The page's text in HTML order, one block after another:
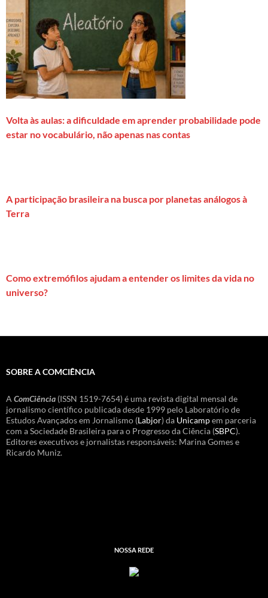
Volta às aulas: a dificuldade em aprender probabilidade pode
estar no vocabulário, não apenas nas contas
A participação brasileira na busca por planetas análogos à
Terra
Como extremófilos ajudam a entender os limites da vida no
universo?
SOBRE A COMCIÊNCIA
A ComCiência (ISSN 1519-7654) é uma revista digital mensal de
jornalismo científico publicada desde 1999 pelo Laboratório de
Estudos Avançados em Jornalismo (Labjor) da Unicampem parceria
com a Sociedade Brasileira para o Progresso da Ciência (SBPC).
Editores executivos e jornalistas responsáveis: Marina Gomes e
Ricardo Muniz.
NOSSA REDE